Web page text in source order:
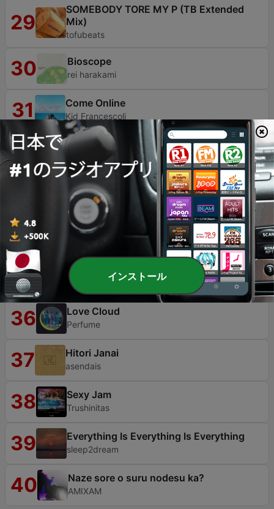
29
SOMEBODY TORE MY P (TB Extended
Mix)
tofubeats
30 Bioscope
rei harakami
31 Come Online
Kid Francescoli
32 Harry's Record Machine
Sumikko Disco
Perfume
34 Jongara Bushi (Kazuko Matsumura)
35 Komorebi 木漏れ日
Inshō
36 Love Cloud
Perfume
37 Hitori Janai
asendais
38 Sexy Jam
Trushinitas
39 Everything Is Everything Is Everything
sleep2dream
40 Naze sore o suru nodesu ka?
AMIXAM
インストール